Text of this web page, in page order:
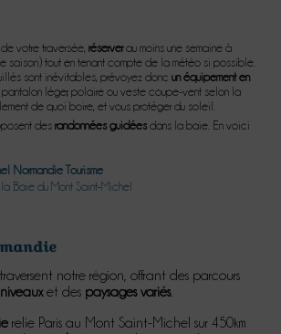
de votre traversée,réserverau moins une semaine à
saison) tout en tenant compte de la météo si possible.
sont inévitables, prévoyez doncun équipement en
pantalon léger, polaire ou veste coupe-vent selon la
de quoi boire, et vous protéger du soleil.
desrandonnées guidées dans la baie. En voici
Normandie Tourisme
Baie du Mont Saint-Michel
traversent notre région, offrant des parcours
et des paysages variés.
relie Paris au Mont Saint-Michel sur 450km